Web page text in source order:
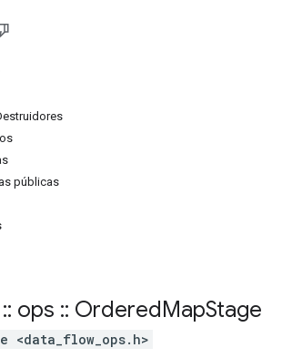
públicas
:: ops :: OrderedMapStage
<data_flow_ops.h>